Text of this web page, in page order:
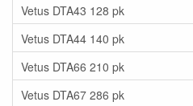
Vetus DTA43 128 pk
Vetus DTA44 140 pk
Vetus DTA66 210 pk
Vetus DTA67 286 pk